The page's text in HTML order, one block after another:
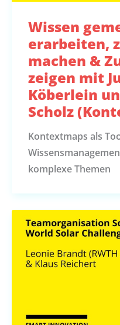
Wissen
erarbeiten,
machen &
zeigen mit
Köberlein
Scholz
Kontextmaps als
komplexe Themen